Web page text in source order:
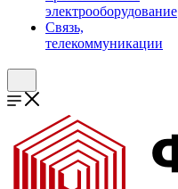
электрооборудование
Связь,
телекоммуникации